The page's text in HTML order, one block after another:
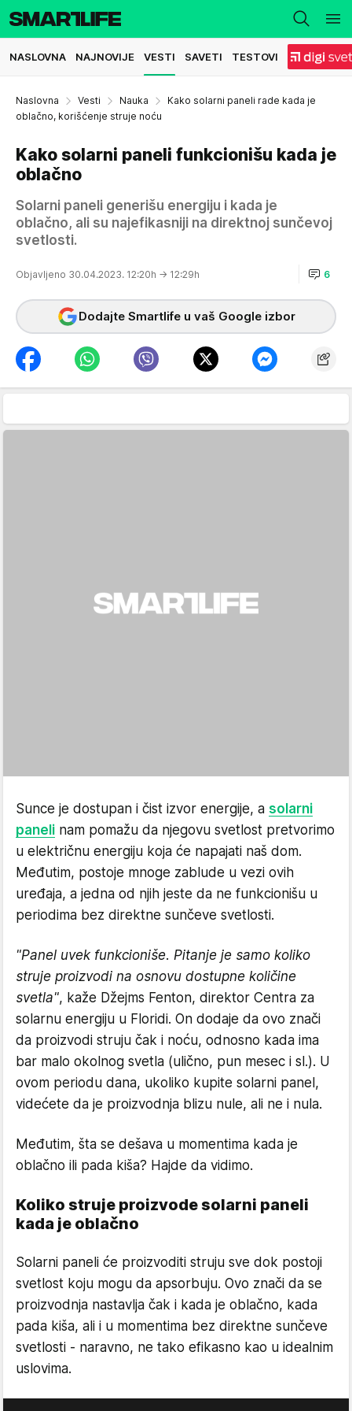
NASLOVNA NAJNOVIJE VESTI SAVETI TESTOVI
Naslovna Vesti Nauka
Kako solarni paneli rade kada je
oblačno, korišćenje struje noću
Kako solarni paneli funkcionišu kada je
oblačno
Solarni paneli generišu energiju i kada je
oblačno, ali su najefikasniji na direktnoj sunčevoj
svetlosti.
Objavljeno 30.04.2023. 12:20h → 12:29h 6
Dodajte Smartlife u vaš Google izbor
Sunce je dostupan i čist izvor energije, a solarni
paneli nam pomažu da njegovu svetlost pretvorimo
u električnu energiju koja će napajati naš dom.
Međutim, postoje mnoge zablude u vezi ovih
uređaja, a jedna od njih jeste da ne funkcionišu u
periodima bez direktne sunčeve svetlosti.
"Panel uvek funkcioniše. Pitanje je samo koliko
struje proizvodi na osnovu dostupne količine
svetla", kaže Džejms Fenton, direktor Centra za
solarnu energiju u Floridi. On dodaje da ovo znači
da proizvodi struju čak i noću, odnosno kada ima
bar malo okolnog svetla (ulično, pun mesec i sl.). U
ovom periodu dana, ukoliko kupite solarni panel,
videćete da je proizvodnja blizu nule, ali ne i nula.
Međutim, šta se dešava u momentima kada je
oblačno ili pada kiša? Hajde da vidimo.
Koliko struje proizvode solarni paneli
kada je oblačno
Solarni paneli će proizvoditi struju sve dok postoji
svetlost koju mogu da apsorbuju. Ovo znači da se
proizvodnja nastavlja čak i kada je oblačno, kada
pada kiša, ali i u momentima bez direktne sunčeve
svetlosti - naravno, ne tako efikasno kao u idealnim
uslovima.